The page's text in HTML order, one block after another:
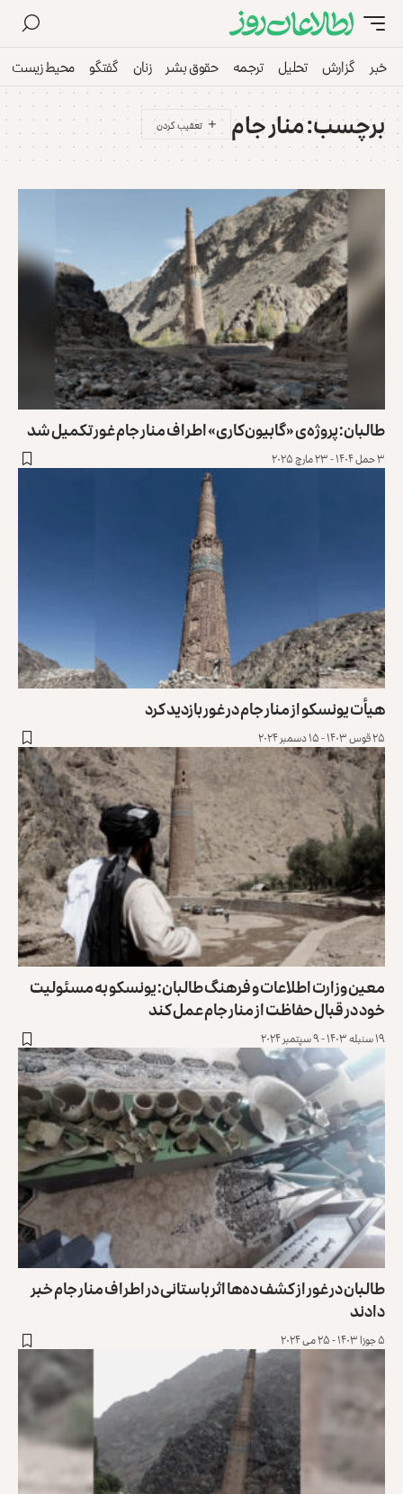
خبر گزارش تحلیل ترجمه حقوق بشر زنان گفتگو محیط زیست
برچسب:منار جام
طالبان: پروژه‌ی «گابیون‌کاری» اطراف منار جام غور تکمیل شد
۳ حمل ۱۴۰۴ - ۲۳ مارچ ۲۰۲۵
هیأت یونسکو از منار جام در غور بازدید کرد
۲۵ قوس ۱۴۰۳ - ۱۵ دسمبر ۲۰۲۴
معین وزارت اطلاعات و فرهنگ طالبان: یونسکو به مسئولیت
خود در قبال حفاظت از منار جام عمل کند
۱۹ سنبله ۱۴۰۳ - ۹ سپتمبر ۲۰۲۴
طالبان در غور از کشف ده‌ها اثر باستانی در اطراف منار جام خبر
دادند
۵ جوزا ۱۴۰۳ - ۲۵ می ۲۰۲۴